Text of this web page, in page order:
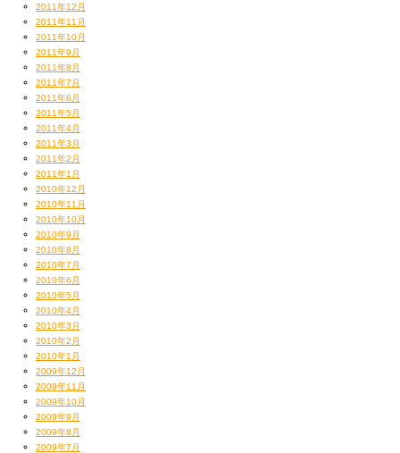
2011年12月
2011年11月
2011年10月
2011年9月
2011年8月
2011年7月
2011年6月
2011年5月
2011年4月
2011年3月
2011年2月
2011年1月
2010年12月
2010年11月
2010年10月
2010年9月
2010年8月
2010年7月
2010年6月
2010年5月
2010年4月
2010年3月
2010年2月
2010年1月
2009年12月
2009年11月
2009年10月
2009年9月
2009年8月
2009年7月